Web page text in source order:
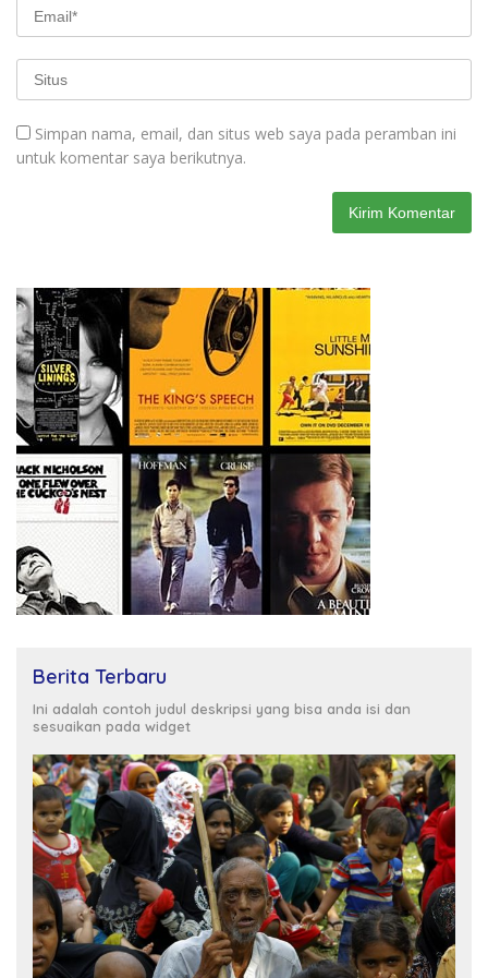
Simpan nama, email, dan situs web saya pada peramban ini
untuk komentar saya berikutnya.
Berita Terbaru
Ini adalah contoh judul deskripsi yang bisa anda isi dan
sesuaikan pada widget